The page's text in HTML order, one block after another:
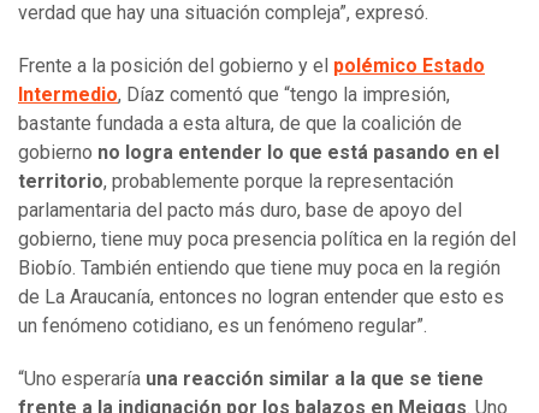
verdad que hay una situación compleja”, expresó.
Frente a la posición del gobierno y el polémico Estado
Intermedio, Díaz comentó que “tengo la impresión,
bastante fundada a esta altura, de que la coalición de
gobierno no logra entender lo que está pasando en el
territorio, probablemente porque la representación
parlamentaria del pacto más duro, base de apoyo del
gobierno, tiene muy poca presencia política en la región del
Biobío. También entiendo que tiene muy poca en la región
de La Araucanía, entonces no logran entender que esto es
un fenómeno cotidiano, es un fenómeno regular”.
“Uno esperaría una reacción similar a la que se tiene
frente a la indignación por los balazos en Meiggs . Uno